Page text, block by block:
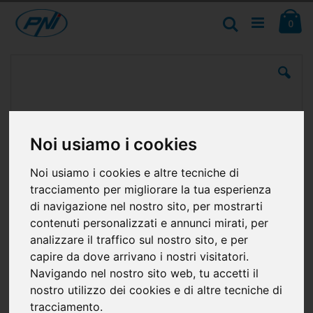
Noi usiamo i cookies
Noi usiamo i cookies e altre tecniche di
tracciamento per migliorare la tua esperienza
di navigazione nel nostro sito, per mostrarti
contenuti personalizzati e annunci mirati, per
analizzare il traffico sul nostro sito, e per
capire da dove arrivano i nostri visitatori.
Navigando nel nostro sito web, tu accetti il
nostro utilizzo dei cookies e di altre tecniche di
tracciamento.
Salta
al
contenuto
0
Cerca
galleria
immagini